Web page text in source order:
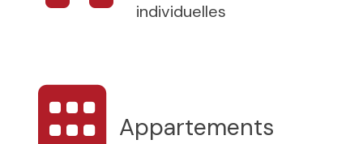
individuelles
Appartements